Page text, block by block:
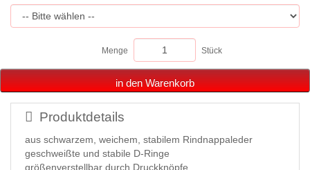
Menge Stück
in den Warenkorb
Produktdetails
aus schwarzem, weichem, stabilem Rindnappaleder
geschweißte und stabile D-Ringe
größenverstellbar durch Druckknöpfe